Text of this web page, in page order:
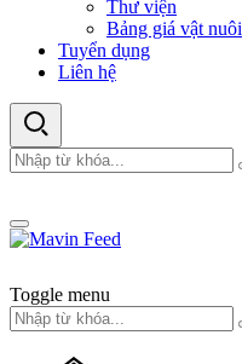
Thư viện
Bảng giá vật nuôi
Tuyển dụng
Liên hệ
Toggle menu